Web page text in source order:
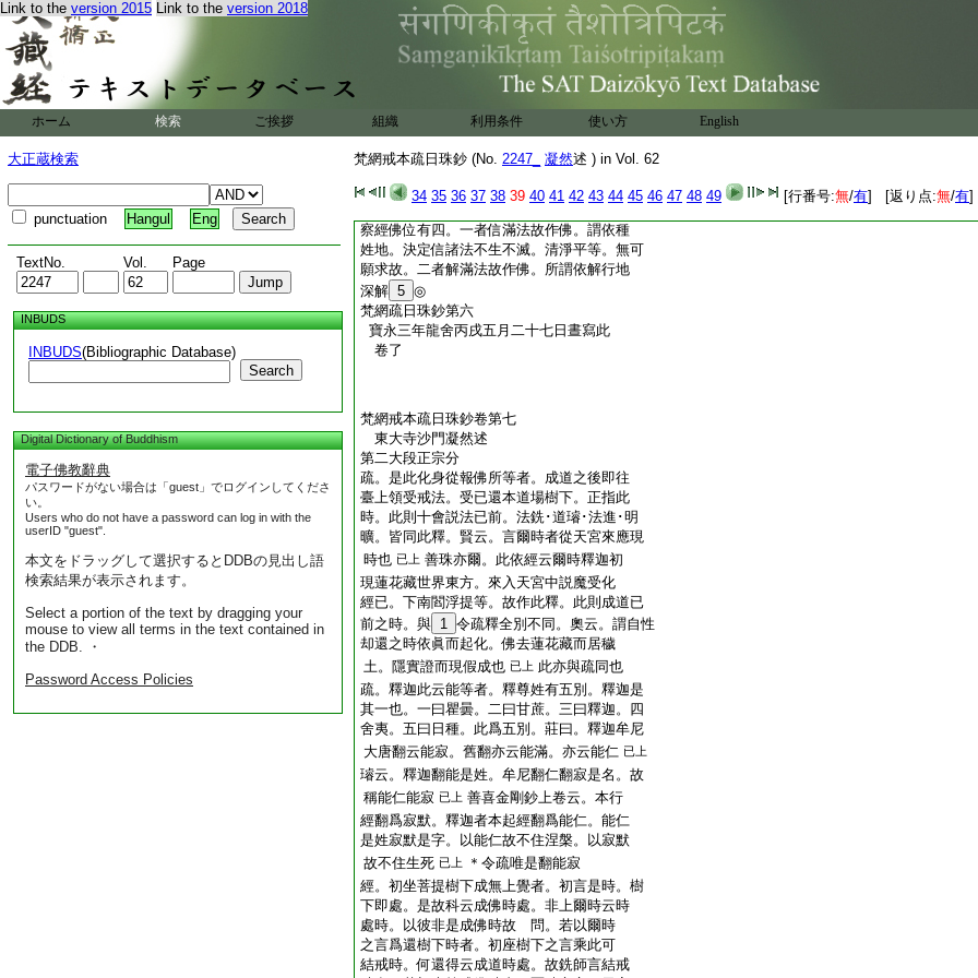
Link to the version 2015 Link to the version 2018
ホーム 検索 ご挨拶 組織 利用条件 使い方 English
大正蔵検索
punctuation Hangul Eng
TextNo. Vol. Page
INBUDS
INBUDS(Bibliographic Database)
Search
Digital Dictionary of Buddhism
電子佛教辭典
パスワードがない場合は「guest」でログインしてくださ
い。
Users who do not have a password can log in with the
userID "guest".
本文をドラッグして選択するとDDBの見出し語
検索結果が表示されます。
Select a portion of the text by dragging your
mouse to view all terms in the text contained in
the DDB. ・
Password Access Policies
梵網戒本疏日珠鈔 (No. 2247_ 凝然述 ) in Vol. 62
34 35 36 37 38 39 40 41 42 43 44 45 46 47 48 49 [行番号:無/有] [返り点:無/有]
是二心。故云一切有心者 略引 賢云。應者容
也。有障無性不成戒故
已上
此是相宗之意。
不同今教宗義
疏。二次四句釋攝戒利益者。銑云。入佛位
者。以未受時名爲外道。今則受戒與佛齊功
名入佛位。以其戒善量同法界。窮盡未來與
佛位。非證理同名入佛位也。故下結云。同大
覺已眞是諸佛子。從佛戒生名爲佛子。若證
是同應名佛也 已上 寂云。即入諸佛位者。依占
察經佛位有四。一者信滿法故作佛。謂依種
姓地。決定信諸法不生不滅。清淨平等。無可
願求故。二者解滿法故作佛。所謂依解行地
深解 5 ◎
梵網疏日珠鈔第六
寶永三年龍舍丙戌五月二十七日晝寫此
卷了
梵網戒本疏日珠鈔卷第七
東大寺沙門凝然述
第二大段正宗分
疏。是此化身從報佛所等者。成道之後即往
臺上領受戒法。受已還本道場樹下。正指此
時。此則十會説法已前。法銑･道璿･法進･明
曠。皆同此釋。賢云。言爾時者從天宮來應現
時也 已上 善珠亦爾。此依經云爾時釋迦初
現蓮花藏世界東方。來入天宮中説魔受化
經已。下南閻浮提等。故作此釋。此則成道已
前之時。與 1 令疏釋全別不同。奧云。謂自性
却還之時依眞而起化。佛去蓮花藏而居穢
土。隱實證而現假成也 已上 此亦與疏同也
疏。釋迦此云能等者。釋尊姓有五別。釋迦是
其一也。一曰瞿曇。二曰甘蔗。三曰釋迦。四
舍夷。五曰日種。此爲五別。莊曰。釋迦牟尼
大唐翻云能寂。舊翻亦云能滿。亦云能仁 已上
璿云。釋迦翻能是姓。牟尼翻仁翻寂是名。故
稱能仁能寂 已上 善喜金剛鈔上卷云。本行
經翻爲寂默。釋迦者本起經翻爲能仁。能仁
是姓寂默是字。以能仁故不住涅槃。以寂默
故不住生死 已上
＊令疏唯是翻能寂
經。初坐菩提樹下成無上覺者。初言是時。樹
下即處。是故科云成佛時處。非上爾時云時
處時。以彼非是成佛時故 問。若以爾時
之言爲還樹下時者。初座樹下之言乘此可
結戒時。何還得云成道時處。故銑師言結戒